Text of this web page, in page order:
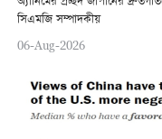
সিএমজি সম্পাদকীয়
06-Aug-2026